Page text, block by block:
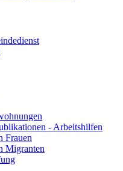
- Arbeitshilfen
Frauen
Migranten